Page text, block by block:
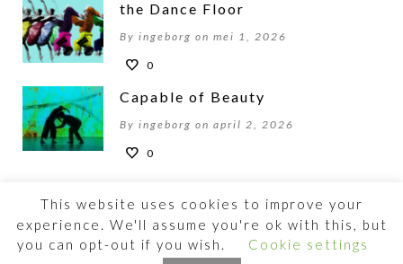
the Dance Floor
By ingeborg on mei 1, 2026
0
Capable of Beauty
By ingeborg on april 2, 2026
0
©2026 BEWOGENBEWEGEN
This website uses cookies to improve your
experience. We'll assume you're ok with this, but
you can opt-out if you wish.
Cookie settings